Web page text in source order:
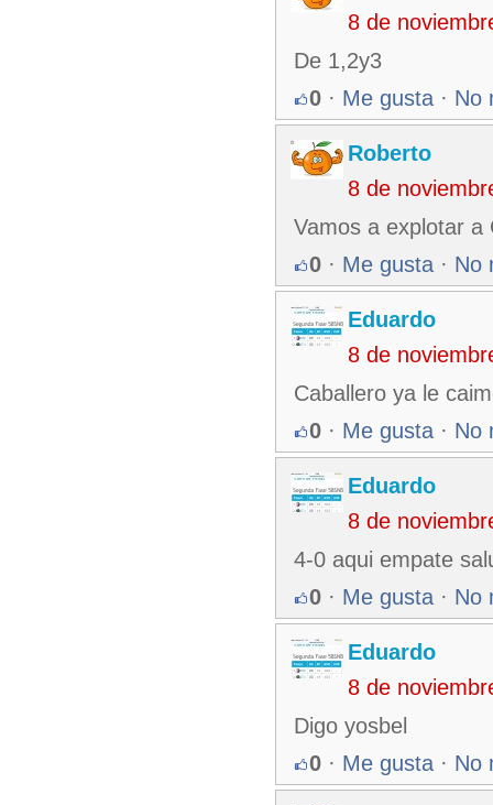
8 de
De 1,2y3
0 · Me gusta · No
Roberto
8 de
Vamos a explotar a
0 · Me gusta · No
Eduardo
8 de
Caballero ya le
0 · Me gusta · No
Eduardo
8 de
4-0 aqui empate
0 · Me gusta · No
Eduardo
8 de
Digo yosbel
0 · Me gusta · No